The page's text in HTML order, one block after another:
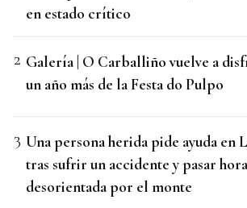
en estado crítico
Galería | O Carballiño vuelve a
un año más de la Festa do Pulpo
Una persona herida pide ayuda en
tras sufrir un accidente y pasar
desorientada por el monte